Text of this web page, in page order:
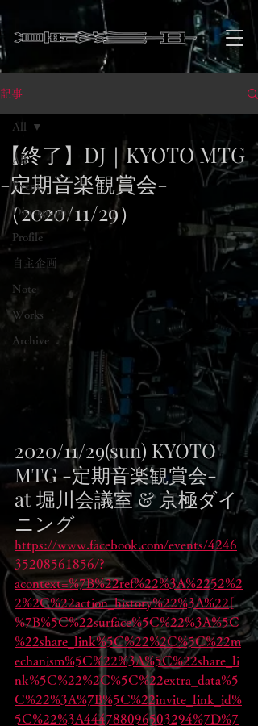
記事
All
Event
Discography
Profile
自主企画
Note
Works
Archive
All
【終了】DJ｜KYOTO MTG
-定期音楽観賞会-
（2020/11/29）
2020/11/29(sun) KYOTO
MTG -定期音楽観賞会-
at 堀川会議室 & 京極ダイ
ニング
https://www.facebook.com/events/4246
35208561856/?
acontext=%7B%22ref%22%3A%2252%2
2%2C%22action_history%22%3A%22[
%7B%5C%22surface%5C%22%3A%5C
%22share_link%5C%22%2C%5C%22m
echanism%5C%22%3A%5C%22share_li
nk%5C%22%2C%5C%22extra_data%5
C%22%3A%7B%5C%22invite_link_id%
5C%22%3A444788096503294%7D%7